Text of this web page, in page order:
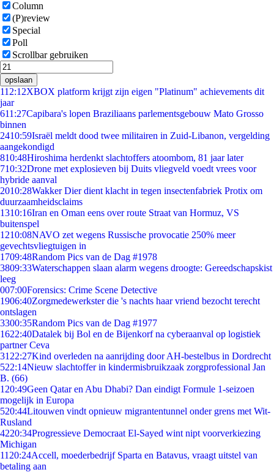
Column
(P)review
Special
Poll
Scrollbar gebruiken
opslaan
112:12XBOX platform krijgt zijn eigen "Platinum" achievements dit
jaar
611:27Capibara's lopen Braziliaans parlementsgebouw Mato Grosso
binnen
2410:59Israël meldt dood twee militairen in Zuid-Libanon, vergelding
aangekondigd
810:48Hiroshima herdenkt slachtoffers atoombom, 81 jaar later
710:32Drone met explosieven bij Duits vliegveld voedt vrees voor
hybride aanval
2010:28Wakker Dier dient klacht in tegen insectenfabriek Protix om
duurzaamheidsclaims
1310:16Iran en Oman eens over route Straat van Hormuz, VS
buitenspel
1210:08NAVO zet wegens Russische provocatie 250% meer
gevechtsvliegtuigen in
1709:48Random Pics van de Dag #1978
3809:33Waterschappen slaan alarm wegens droogte: Gereedschapskist
leeg
007:00Forensics: Crime Scene Detective
1906:40Zorgmedewerkster die 's nachts haar vriend bezocht terecht
ontslagen
3300:35Random Pics van de Dag #1977
1622:40Datalek bij Bol en de Bijenkorf na cyberaanval op logistiek
partner Ceva
31 22:27Kind overleden na aanrijding door AH-bestelbus in Dordrecht
522:14Nieuw slachtoffer in kindermisbruikzaak zorgprofessional Jan
B. (66)
1 20:49Geen Qatar en Abu Dhabi? Dan eindigt Formule 1-seizoen
mogelijk in Europa
520:44Litouwen vindt opnieuw migrantentunnel onder grens met Wit-
Rusland
4220:34Progressieve Democraat El-Sayed wint nipt voorverkiezing
Michigan
11 20:24Accell, moederbedrijf Sparta en Batavus, vraagt uitstel van
betaling aan